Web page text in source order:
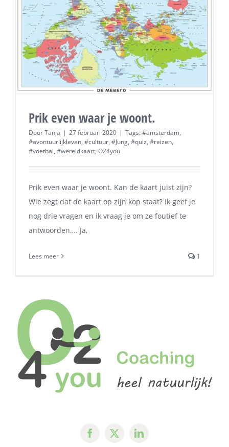
Prik even waar je woont.
DoorTanja | 27 februari 2020 | Tags:#amsterdam,
#avontuurlijkleven, #cultuur, #Jung, #quiz, #reizen,
#voetbal, #wereldkaart, O24you
Prik even waar je woont. Kan de kaart juist zijn?
Wie zegt dat de kaart op zijn kop staat? Ik geef je
nog drie vragen en ik vraag je om ze foutief te
antwoorden…. Ja,
Lees meer 1